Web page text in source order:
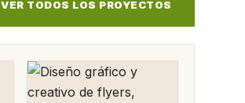
VER TODOS LOS PROYECTOS